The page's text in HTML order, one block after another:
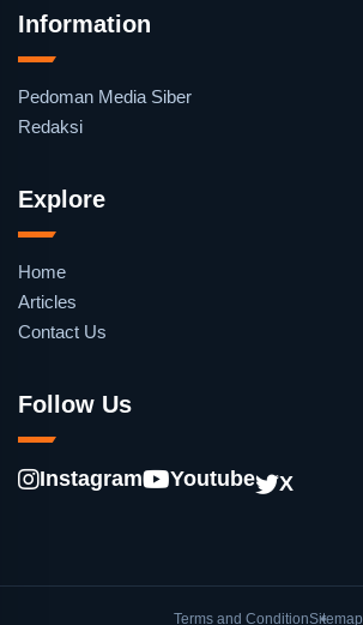
Information
Pedoman Media Siber
Redaksi
Explore
Home
Articles
Contact Us
Follow Us
Instagram Youtube X
Terms and ConditionSitemap